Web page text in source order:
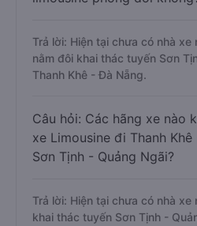
Trả lời: Hiện tại chưa có nhà xe
nằm đôi khai thác tuyến Sơn
Thanh Khê - Đà Nẵng.
Câu hỏi: Các hãng xe nào
xe Limousine đi Thanh
Sơn Tịnh - Quảng Ngãi?
Trả lời: Hiện tại chưa có nhà xe
khai thác tuyến Sơn Tịnh -